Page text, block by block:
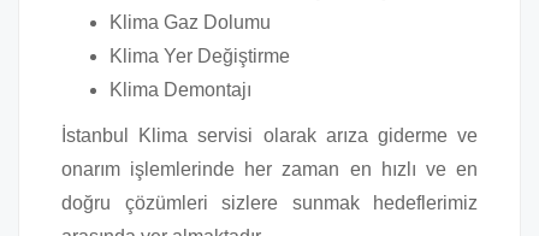
Klima Gaz Dolumu
Klima Yer Değiştirme
Klima Demontajı
İstanbul Klima servisi olarak arıza giderme ve
onarım işlemlerinde her zaman en hızlı ve en
doğru çözümleri sizlere sunmak hedeflerimiz